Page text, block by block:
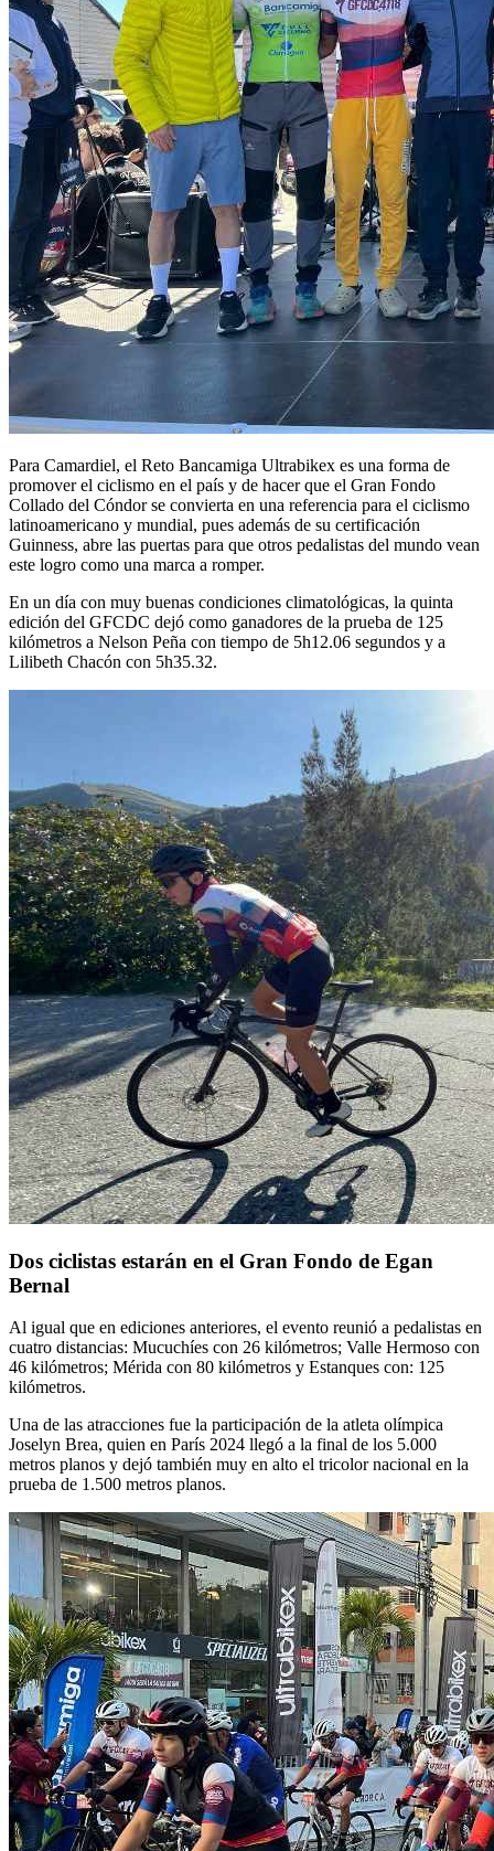
Para Camardiel, el Reto Bancamiga Ultrabikex es una forma de
promover el ciclismo en el país y de hacer que el Gran Fondo
Collado del Cóndor se convierta en una referencia para el ciclismo
latinoamericano y mundial, pues además de su certificación
Guinness, abre las puertas para que otros pedalistas del mundo vean
este logro como una marca a romper.
En un día con muy buenas condiciones climatológicas, la quinta
edición del GFCDC dejó como ganadores de la prueba de 125
kilómetros a Nelson Peña con tiempo de 5h12.06 segundos y a
Lilibeth Chacón con 5h35.32.
Dos ciclistas estarán en el Gran Fondo de Egan
Bernal
Al igual que en ediciones anteriores, el evento reunió a pedalistas en
cuatro distancias: Mucuchíes con 26 kilómetros; Valle Hermoso con
46 kilómetros; Mérida con 80 kilómetros y Estanques con: 125
kilómetros.
Una de las atracciones fue la participación de la atleta olímpica
Joselyn Brea, quien en París 2024 llegó a la final de los 5.000
metros planos y dejó también muy en alto el tricolor nacional en la
prueba de 1.500 metros planos.